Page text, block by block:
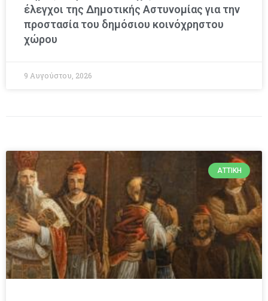
έλεγχοι της Δημοτικής Αστυνομίας για την
προστασία του δημόσιου κοινόχρηστου
χώρου
9 Αυγούστου, 2026
ΑΤΤΙΚΉ